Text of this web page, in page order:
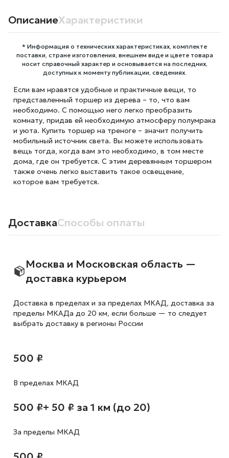
ОписаниеХарактеристики
* Информация о технических характеристиках, комплекте
поставки, стране изготовления, внешнем виде и цвете товара
носит справочный характер и основывается на последних,
доступных к моменту публикации, сведениях.
Если вам нравятся удобные и практичные вещи, то
представленный торшер из дерева – то, что вам
необходимо. С помощью него легко преобразить
комнату, придав ей необходимую атмосферу полумрака
и уюта. Купить торшер на треноге – значит получить
мобильный источник света. Вы можете использовать
вещь тогда, когда вам это необходимо, в том месте
дома, где он требуется. С этим деревянным торшером
также очень легко выставить такое освещение,
которое вам требуется.
ДоставкаСпособы оплаты
Москва и Московская область —
доставка курьером
Доставка в пределах и за пределах МКАД, доставка за
пределы МКАДа до 20 км, если больше — то следует
выбрать доставку в регионы России
500 ₽
В пределах МКАД
500 ₽+ 50 ₽ за 1 км (до 20)
За пределы МКАД